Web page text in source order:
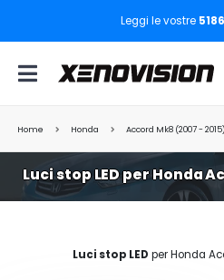
Leggi le vostre 5186
Home Honda Accord Mk8 (2007 - 2015)
Luci stop LED per Honda
Luci stop LED per Honda